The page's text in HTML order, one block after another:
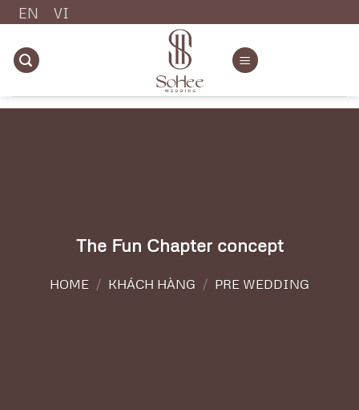
Chuyển
đến
nội
dung
EN VI
The Fun Chapter concept
HOME / KHÁCH HÀNG / PRE WEDDING